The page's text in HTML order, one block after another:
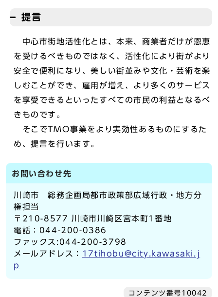
提言
中心市街地活性化とは、本来、商業者だけが恩恵
を受けるべきものではなく、活性化により街がより
安全で便利になり、美しい街並みや文化・芸術を楽
しむことができ、雇用が増え、より多くのサービス
を享受できるといったすべての市民の利益となるべ
きものです。
そこでTMO事業をより実効性あるものにするた
め、提言を行います。
お問い合わせ先
川崎市 総務企画局都市政策部広域行政・地方分
権担当
〒210-8577 川崎市川崎区宮本町1番地
電話：044-200-0386
ファックス:044-200-3798
メールアドレス：
17tihobu@city.kawasaki.j
p
コンテンツ番号10042